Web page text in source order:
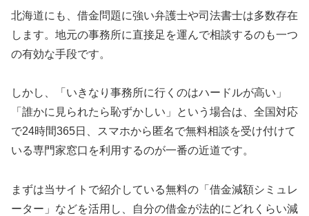
北海道にも、借金問題に強い弁護士や司法書士は多数存在
します。地元の事務所に直接足を運んで相談するのも一つ
の有効な手段です。
しかし、「いきなり事務所に行くのはハードルが高い」
「誰かに見られたら恥ずかしい」という場合は、全国対応
で24時間365日、スマホから匿名で無料相談を受け付けて
いる専門家窓口を利用するのが一番の近道です。
まずは当サイトで紹介している無料の「借金減額シミュレ
ーター」などを活用し、自分の借金が法的にどれくらい減